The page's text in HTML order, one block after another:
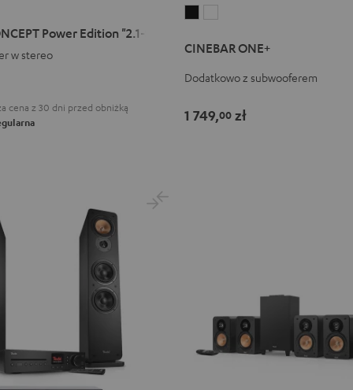
Power Edition "2.1-Set"
w stereo
cena z 30 dni przed obniżką
BlackWhite
CINEBAR ONE+
Dodatkowo z subwooferem
1 749,00 zł